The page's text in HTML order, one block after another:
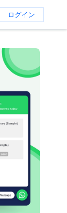
ログイン